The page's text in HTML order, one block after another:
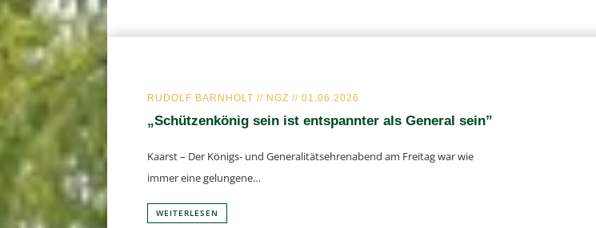
RUDOLF BARNHOLT // NGZ // 01.06.2026
„Schüt­zen­kö­nig sein ist ent­spann­ter als Gene­ral sein”
Kaarst – Der Königs- und Gene­ra­li­täts­eh­ren­abend am Frei­tag war wie
immer eine gelungene…
WEI­TER­LE­SEN